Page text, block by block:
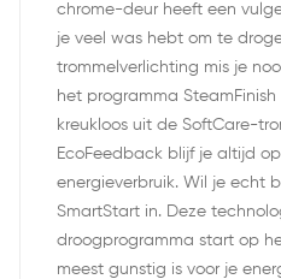
chrome-deur heeft een
je veel was hebt om te
trommelverlichting mis je
het programma
kreukloos uit de SoftCare-
EcoFeedback blijf je altijd
energieverbruik. Wil je echt
SmartStart in. Deze
droogprogramma start op
meest gunstig is voor je